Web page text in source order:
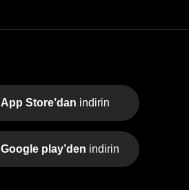
App Store’dan indirin
Google play’den indirin